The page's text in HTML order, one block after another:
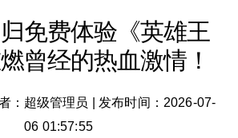
免费体验《英雄王
曾经的热血激情！
：超级管理员
发布时间：2026-07-
06 01:57:55